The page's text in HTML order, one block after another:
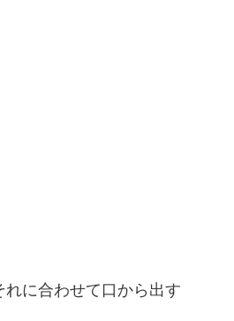
に合わせて口から出す